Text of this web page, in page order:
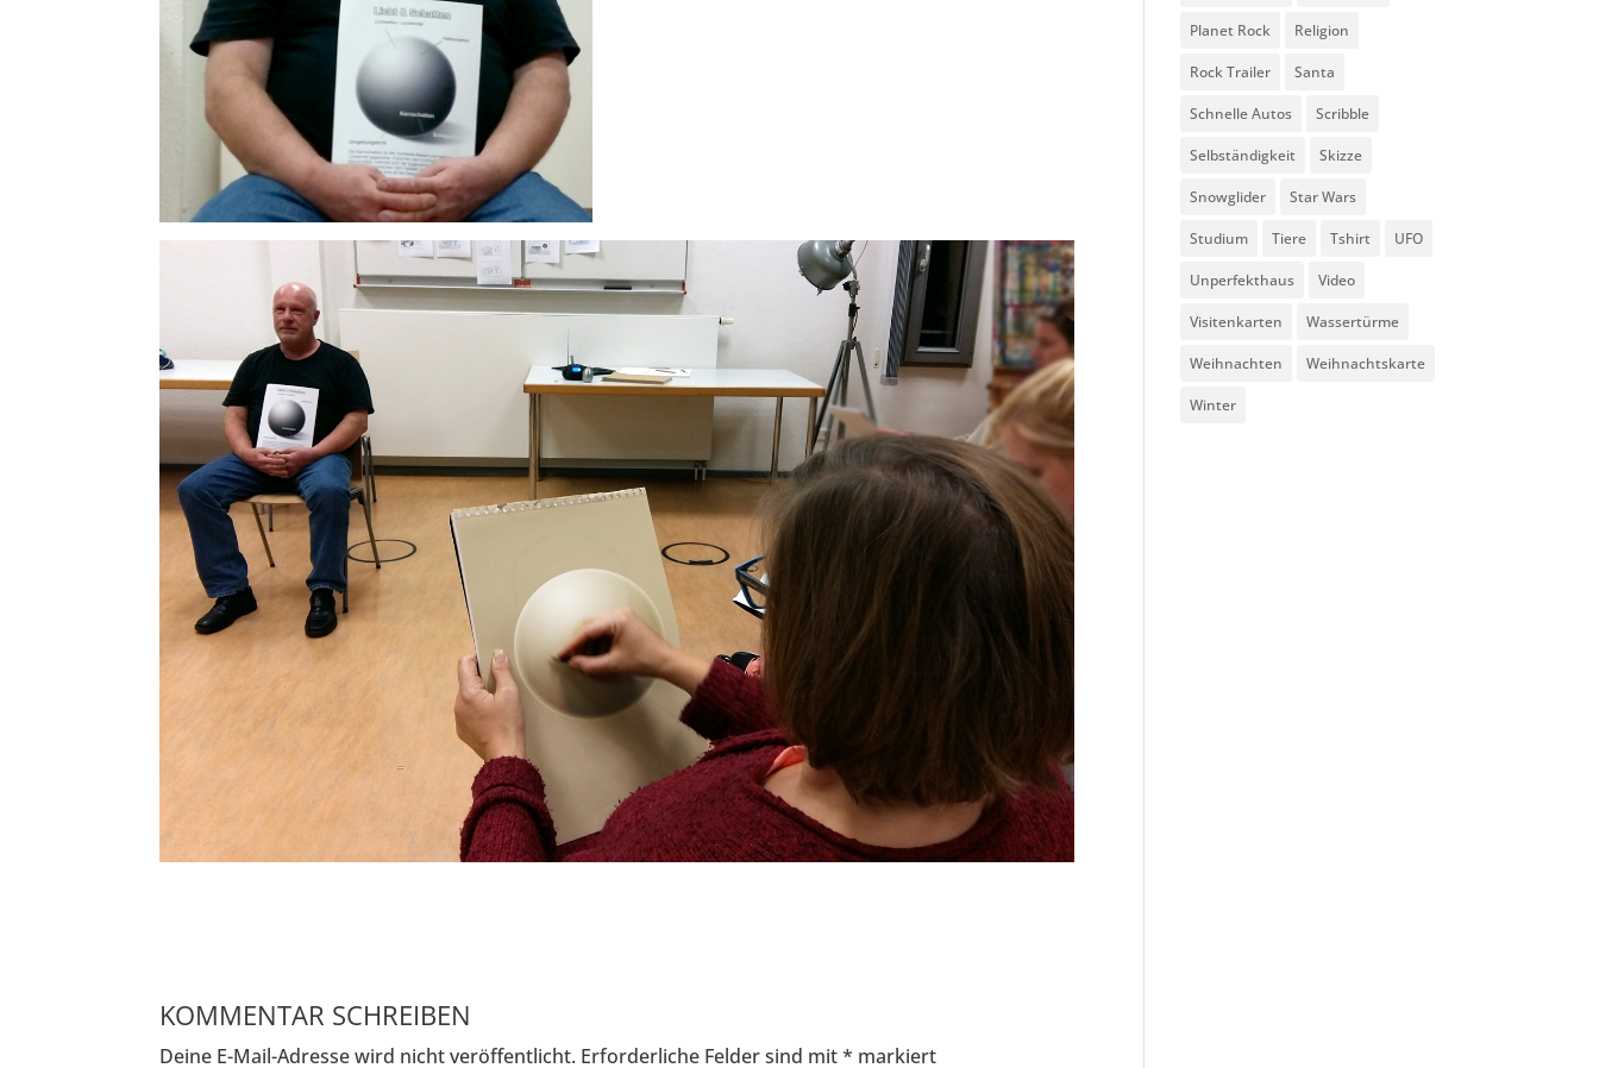
KOMMENTAR SCHREIBEN
Deine E-Mail-Adresse wird nicht veröffentlicht. Erforderliche Felder sind mit* markiert
Planet Rock Religion
Rock Trailer Santa
Schnelle Autos Scribble
Selbständigkeit Skizze
Snowglider Star Wars
Studium Tiere Tshirt UFO
Unperfekthaus Video
Visitenkarten Wassertürme
Weihnachten Weihnachtskarte
Winter